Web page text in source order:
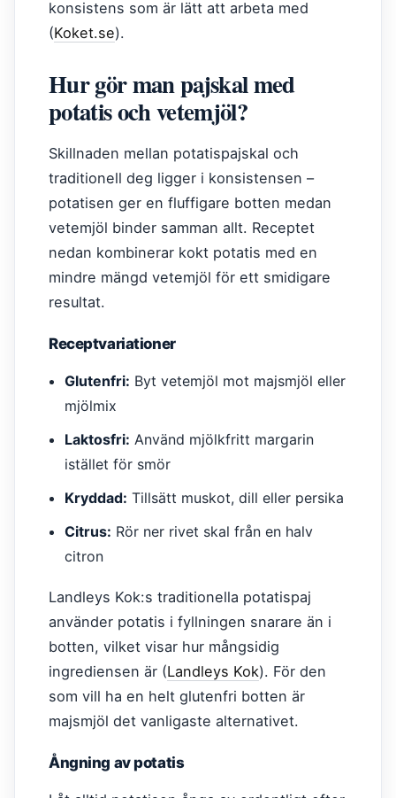
konsistens som är lätt att arbeta med
(Koket.se).
Hur gör man pajskal med
potatis och vetemjöl?
Skillnaden mellan potatispajskal och
traditionell deg ligger i konsistensen –
potatisen ger en fluffigare botten medan
vetemjöl binder samman allt. Receptet
nedan kombinerar kokt potatis med en
mindre mängd vetemjöl för ett smidigare
resultat.
Receptvariationer
Glutenfri: Byt vetemjöl mot majsmjöl eller
mjölmix
Laktosfri: Använd mjölkfritt margarin
istället för smör
Kryddad: Tillsätt muskot, dill eller persika
Citrus: Rör ner rivet skal från en halv
citron
Landleys Kok:s traditionella potatispaj
använder potatis i fyllningen snarare än i
botten, vilket visar hur mångsidig
ingrediensen är (Landleys Kok). För den
som vill ha en helt glutenfri botten är
majsmjöl det vanligaste alternativet.
Ångning av potatis